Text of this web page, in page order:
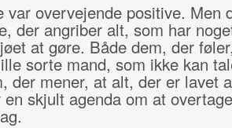
var overvejende positive. Men
der angriber alt, som har
at gøre. Både dem, der
sorte mand, som ikke kan
der mener, at alt, der er lavet
skjult agenda om at